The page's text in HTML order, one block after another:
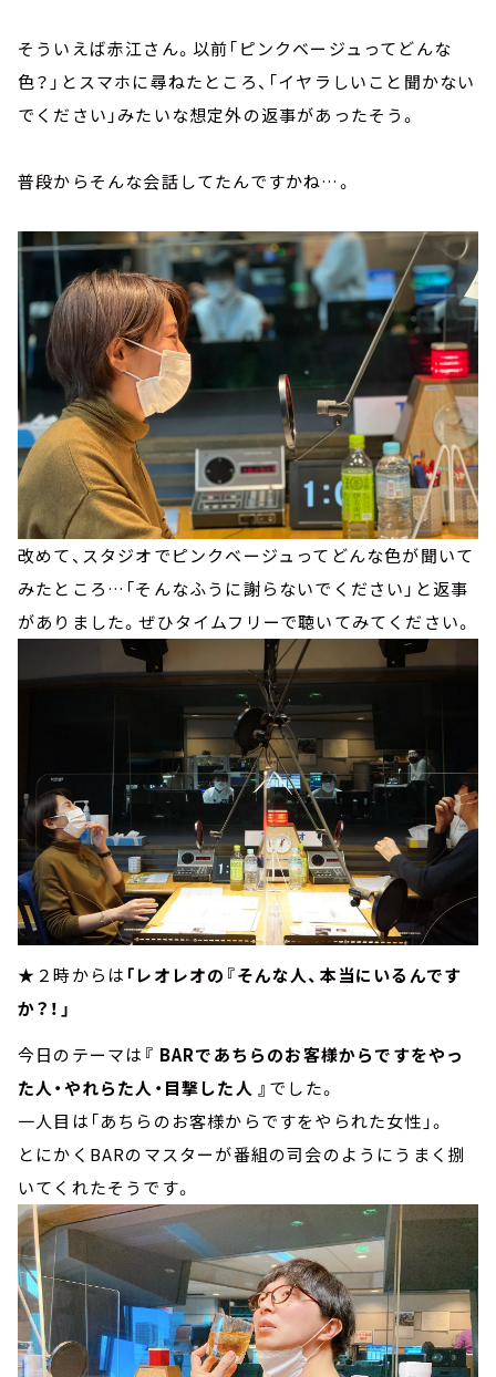
そういえば赤江さん。以前「ピンクベージュってどんな
色？」とスマホに尋ねたところ、「イヤラしいこと聞かない
でください」みたいな想定外の返事があったそう。
普段からそんな会話してたんですかね…。
改めて、スタジオでピンクベージュってどんな色が聞いて
みたところ…「そんなふうに謝らないでください」と返事
がありました。ぜひタイムフリーで聴いてみてください。
★２時からは 「レオレオの『そんな人、本当にいるんです
か？！」
今日のテーマは 『 BARであちらのお客様からですをやっ
た人・やれらた人・目撃した人 』 でした。
一人目は「あちらのお客様からですをやられた女性」。
とにかくBARのマスターが番組の司会のようにうまく捌
いてくれたそうです。